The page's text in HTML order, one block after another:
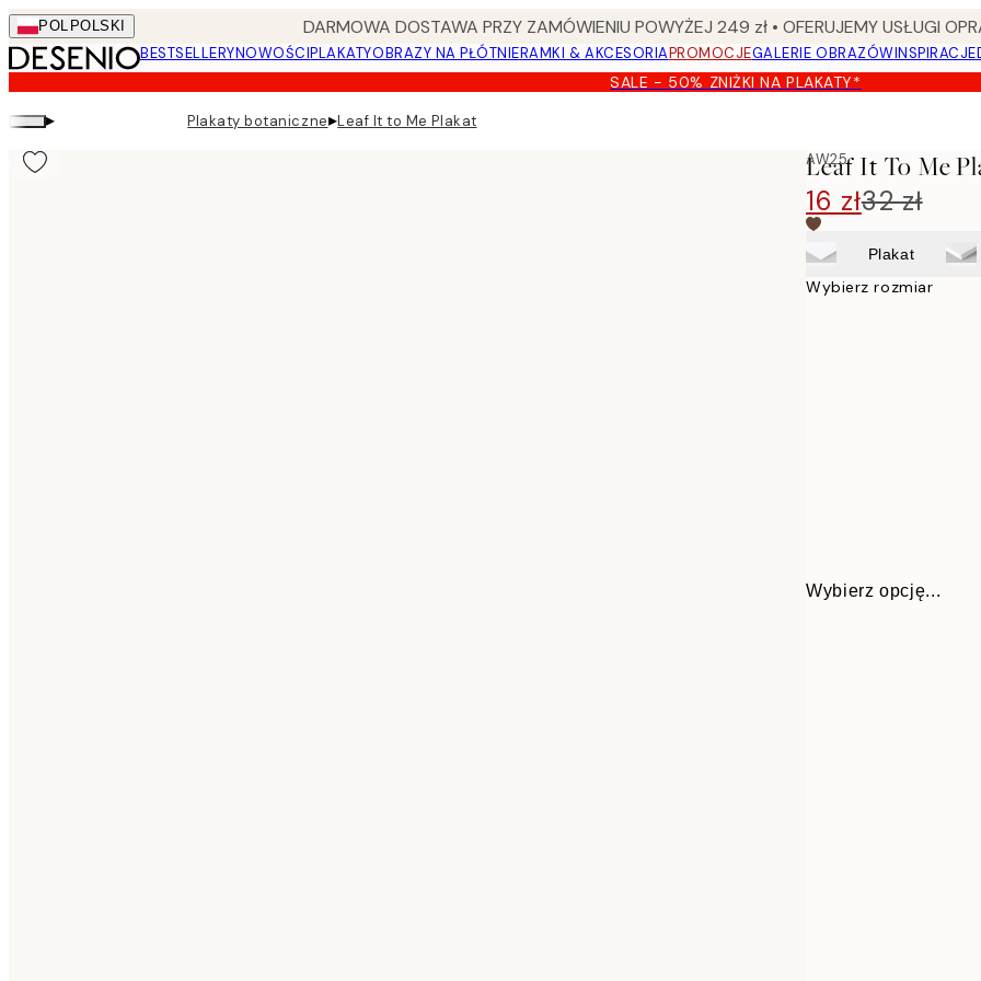
Skip
to
main
content.
POL POLSKI DARMOWA DOSTAWA PRZY ZAMÓWIENIU POWYŻEJ 249 zł • OFERUJEMY USŁUGI
BESTSELLERYNOWOŚCIPLAKATYOBRAZY NA PŁÓTNIERAMKI & AKCESORIAPROMOCJEGALERIE OBRAZÓWINSPIRACJE
SALE - 50% ZNIŻKI NA PLAKATY*
▸ Plakaty botaniczne▸Leaf It to Me Plakat
AW25
Leaf It To Me
16 zł32 zł
Plakat
Wybierz rozmiar
Wybierz opcję...